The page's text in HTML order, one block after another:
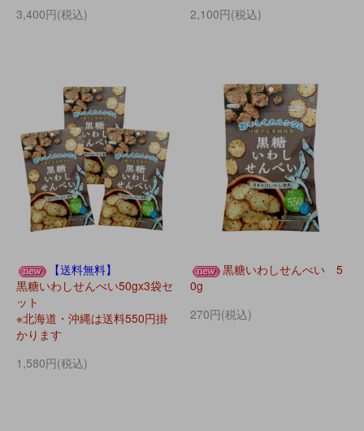
3,400円(税込)
2,100円(税込)
【送料無料】
黒糖いわしせんべい50gx3袋セ
ット
※北海道・沖縄は送料550円掛
かります
1,580円(税込)
黒糖いわしせんべい 5
0g
270円(税込)